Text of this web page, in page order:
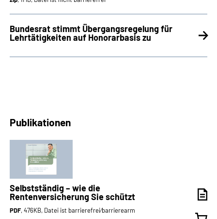
Bundesrat stimmt Übergangsregelung für
Lehrtätigkeiten auf Honorarbasis zu
Publikationen
Selbstständig – wie die
Rentenversicherung Sie schützt
PDF, 476KB, Datei ist barrierefrei⁄barrierearm